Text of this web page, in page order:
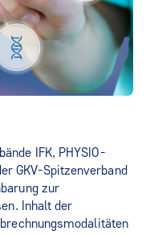
IFK, PHYSIO-
GKV-Spitzenverband
zur
Inhalt der